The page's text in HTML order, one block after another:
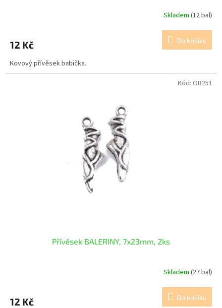
Skladem (12 bal)
12 Kč Do košíku
Kovový přívěsek babička.
Přívěsek BALERINY, 7x23mm, 2ks
Skladem (27 bal)
12 Kč Do košíku
Kód: OB251